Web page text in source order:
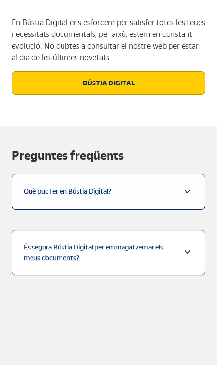
En Bústia Digital ens esforcem per satisfer totes les teues
necessitats documentals, per això, estem en constant
evolució. No dubtes a consultar el nostre web per estar
al dia de les últimes novetats.
BÚSTIA DIGITAL
Preguntes freqüents
Què puc fer en Bústia Digital?
És segura Bústia Digital per emmagatzemar els
meus documents?